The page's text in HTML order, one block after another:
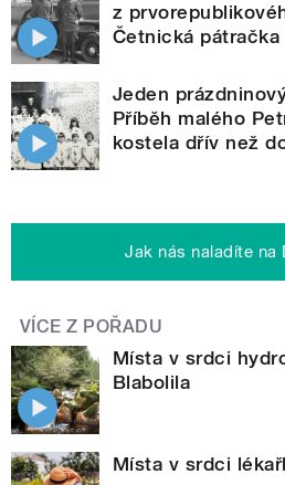
z
Četnická
Jeden
Příběh malého
kostela dřív než
Jak nás naladíte na
VÍCE Z POŘADU
Místa v srdci
Blabolila
Místa v srdci